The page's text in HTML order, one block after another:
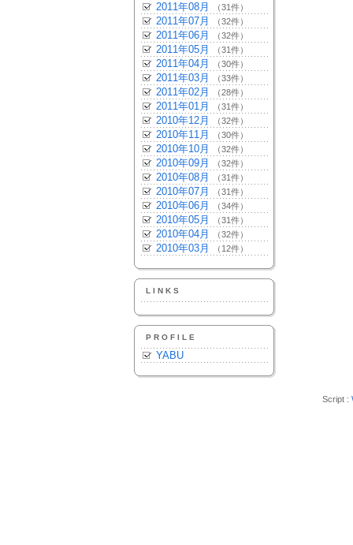
2011年08月 （31件）
2011年07月 （32件）
2011年06月 （32件）
2011年05月 （31件）
2011年04月 （30件）
2011年03月 （33件）
2011年02月 （28件）
2011年01月 （31件）
2010年12月 （32件）
2010年11月 （30件）
2010年10月 （32件）
2010年09月 （32件）
2010年08月 （31件）
2010年07月 （31件）
2010年06月 （34件）
2010年05月 （31件）
2010年04月 （32件）
2010年03月 （12件）
LINKS
PROFILE
YABU
Script :